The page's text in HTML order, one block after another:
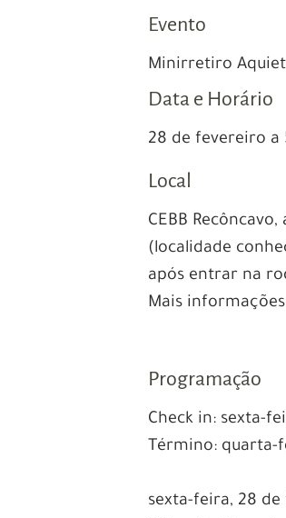
Evento
Minirretiro
Data e Horário
28 de fevereiro a
Local
CEBB
(localidade
após entrar na
Mais
Programação
Check in: sexta-
Término: quarta-
sexta-feira, 28